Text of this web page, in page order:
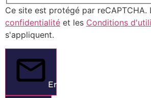
Ce site est protégé par reCAPTCHA.
confidentialité et les Conditions
s'appliquent.
Envoyer